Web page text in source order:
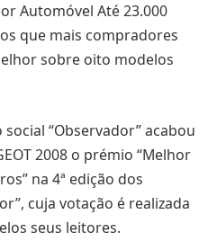
Automóvel Até 23.000
que mais compradores
sobre oito modelos
“Observador” acabou
2008 o prémio “Melhor
na 4ª edição dos
cuja votação é realizada
seus leitores.